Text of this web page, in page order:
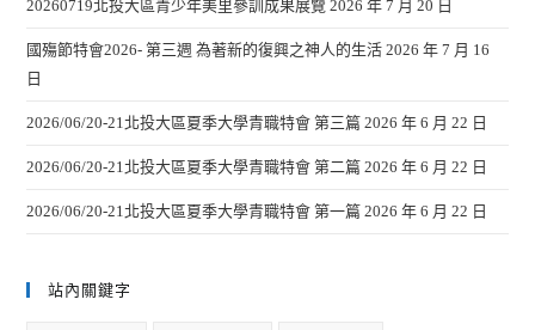
20260719北投大區青少年美里參訓成果展覽 2026 年 7 月 20 日
國殤節特會2026- 第三週 為著新的復興之神人的生活 2026 年 7 月 16
日
2026/06/20-21北投大區夏季大學青職特會 第三篇 2026 年 6 月 22 日
2026/06/20-21北投大區夏季大學青職特會 第二篇 2026 年 6 月 22 日
2026/06/20-21北投大區夏季大學青職特會 第一篇 2026 年 6 月 22 日
站內關鍵字